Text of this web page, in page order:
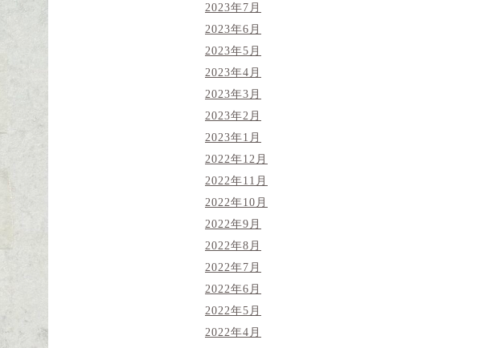
2023年7月
2023年6月
2023年5月
2023年4月
2023年3月
2023年2月
2023年1月
2022年12月
2022年11月
2022年10月
2022年9月
2022年8月
2022年7月
2022年6月
2022年5月
2022年4月